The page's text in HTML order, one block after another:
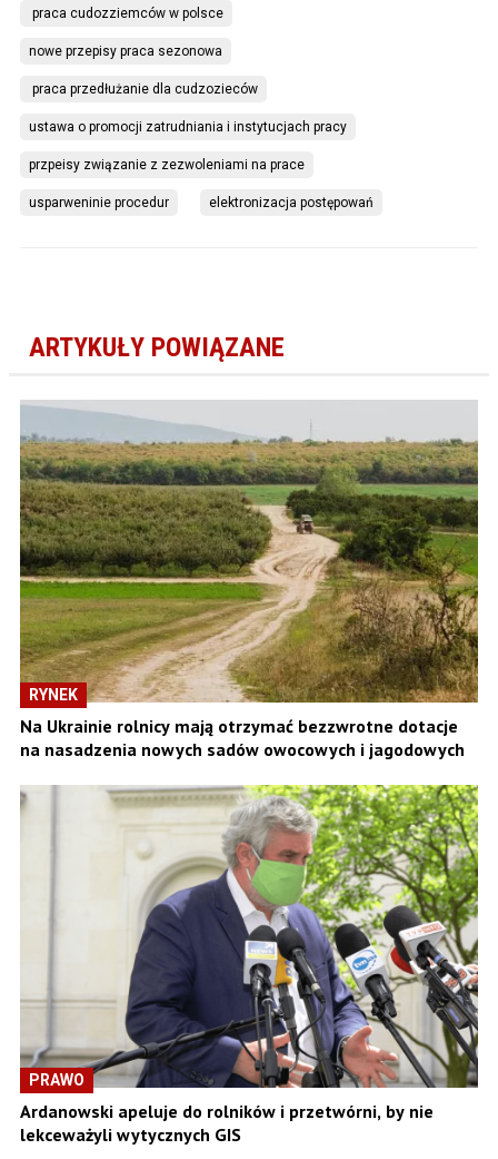
praca cudozziemców w polsce
nowe przepisy praca sezonowa
praca przedłużanie dla cudzozieców
ustawa o promocji zatrudniania i instytucjach pracy
przpeisy związanie z zezwoleniami na prace
usparweninie procedur elektronizacja postępowań
ARTYKUŁY POWIĄZANE
RYNEK
Na Ukrainie rolnicy mają otrzymać bezzwrotne dotacje
na nasadzenia nowych sadów owocowych i jagodowych
PRAWO
Ardanowski apeluje do rolników i przetwórni, by nie
lekceważyli wytycznych GIS